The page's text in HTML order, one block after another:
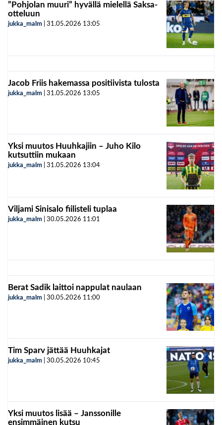
”Pohjolan muuri” hyvällä mielellä Saksa-
otteluun
jukka_malm 31.05.2026 13:05
Jacob Friis hakemassa positiivista tulosta
jukka_malm 31.05.2026 13:05
Yksi muutos Huuhkajiin – Juho Kilo
kutsuttiin mukaan
jukka_malm 31.05.2026 13:04
Viljami Sinisalo fiilisteli tuplaa
jukka_malm 30.05.2026 11:01
Berat Sadik laittoi nappulat naulaan
jukka_malm 30.05.2026 11:00
Tim Sparv jättää Huuhkajat
jukka_malm 30.05.2026 10:45
Yksi muutos lisää – Janssonille
ensimmäinen kutsu